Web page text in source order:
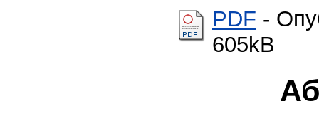
PDF -
605kB